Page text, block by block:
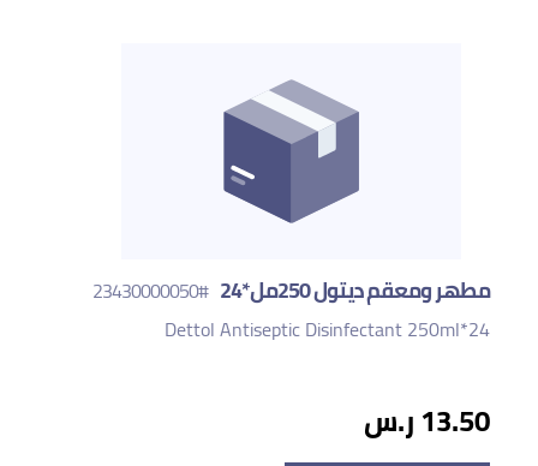
مطهر ومعقم ديتول 250مل*24
#23430000050
Dettol Antiseptic Disinfectant 250ml*24
13.50 ر.س